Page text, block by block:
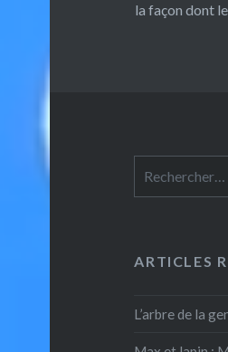
la façon dont
ARTICLES
L’arbre de la